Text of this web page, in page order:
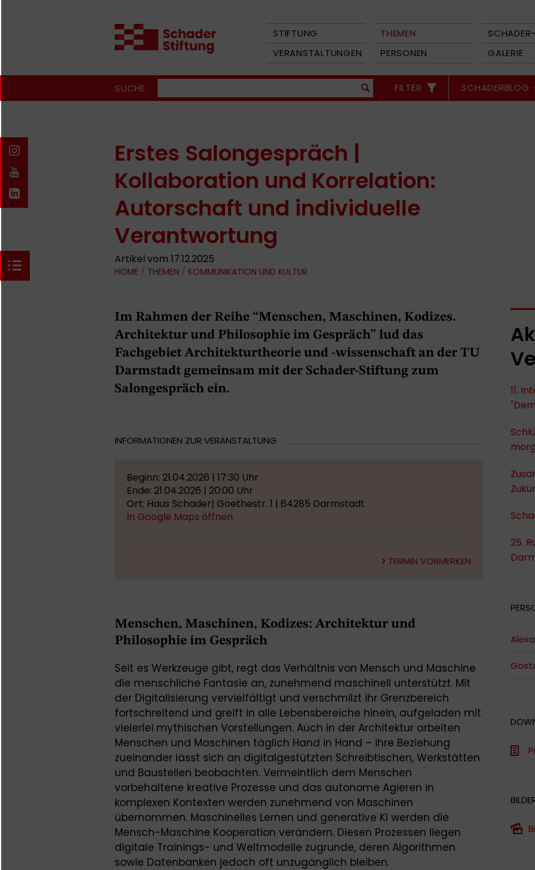
STIFTUNG THEMEN
VERANSTALTUNGEN
PERSONEN GALERIE
SUCHE FILTER SCHADERBLOG
Erstes Salongespräch |
Kollaboration und Korrelation:
Autorschaft und individuelle
Verantwortung
Artikel vom 17.12.2025
HOME / THEMEN / KOMMUNIKATION UND KULTUR
Im Rahmen der Reihe “Menschen, Maschinen, Kodizes.
Architektur und Philosophie im Gespräch” lud das
Fachgebiet Architekturtheorie und -wissenschaft an der TU
Darmstadt gemeinsam mit der Schader-Stiftung zum
Salongespräch ein.
INFORMATIONEN ZUR VERANSTALTUNG
Beginn: 21.04.2026 | 17:30 Uhr
Ende: 21.04.2026 | 20:00 Uhr
Ort: Haus Schader| Goethestr. 1 | 64285 Darmstadt
In Google Maps öffnen
TERMIN VORMERKEN
Menschen, Maschinen, Kodizes: Architektur und
Philosophie im Gespräch
Seit es Werkzeuge gibt, regt das Verhältnis von Mensch und Maschine
die menschliche Fantasie an, zunehmend maschinell unterstützt. Mit
der Digitalisierung vervielfältigt und verschmilzt ihr Grenzbereich
fortschreitend und greift in alle Lebensbereiche hinein, aufgeladen mit
vielerlei mythischen Vorstellungen. Auch in der Architektur arbeiten
Menschen und Maschinen täglich Hand in Hand – ihre Beziehung
zueinander lässt sich an digitalgestützten Schreibtischen, Werkstätten
und Baustellen beobachten. Vermeintlich dem Menschen
vorbehaltene kreative Prozesse und das autonome Agieren in
komplexen Kontexten werden zunehmend von Maschinen
übernommen. Maschinelles Lernen und generative KI werden die
Mensch-Maschine Kooperation verändern. Diesen Prozessen liegen
digitale Trainings- und Weltmodelle zugrunde, deren Algorithmen
sowie Datenbanken jedoch oft unzugänglich bleiben.
11.
25.